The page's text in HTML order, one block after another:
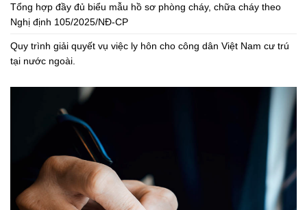
Tổng hợp đầy đủ biểu mẫu hồ sơ phòng cháy, chữa cháy theo
Nghị định 105/2025/NĐ-CP
Quy trình giải quyết vụ việc ly hôn cho công dân Việt Nam cư trú
tại nước ngoài.